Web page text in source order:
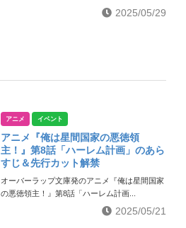
2025/05/29
アニメ イベント
アニメ『俺は星間国家の悪徳領
主！』第8話「ハーレム計画」のあら
すじ＆先行カット解禁
オーバーラップ文庫発のアニメ『俺は星間国家
の悪徳領主！』第8話「ハーレム計画...
2025/05/21